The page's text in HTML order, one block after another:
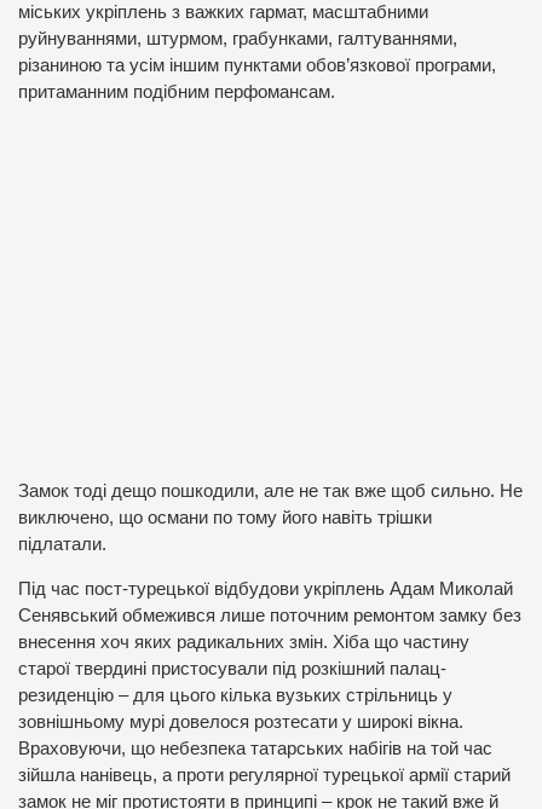
міських укріплень з важких гармат, масштабними
руйнуваннями, штурмом, грабунками, галтуваннями,
різаниною та усім іншим пунктами обов’язкової програми,
притаманним подібним перфомансам.
Замок тоді дещо пошкодили, але не так вже щоб сильно. Не
виключено, що османи по тому його навіть трішки
підлатали.
Під час пост-турецької відбудови укріплень Адам Миколай
Сенявський обмежився лише поточним ремонтом замку без
внесення хоч яких радикальних змін. Хіба що частину
старої твердині пристосували під розкішний палац-
резиденцію – для цього кілька вузьких стрільниць у
зовнішньому мурі довелося розтесати у широкі вікна.
Враховуючи, що небезпека татарських набігів на той час
зійшла нанівець, а проти регулярної турецької армії старий
замок не міг протистояти в принципі – крок не такий вже й